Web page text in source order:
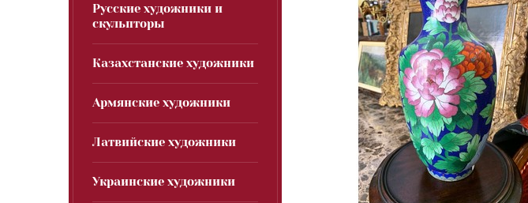
Русские художники и
скульпторы
Казахстанские художники
Армянские художники
Латвийские художники
Украинские художники